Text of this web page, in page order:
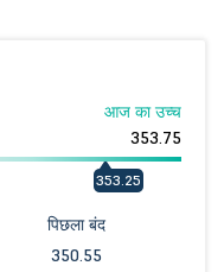
353.25
आज का उच्च
353.75
पिछला बंद
350.55